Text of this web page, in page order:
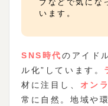
ブなどで気にな
います。
SNS時代のアイド
ル化”しています。
材に注目し、 オン
常に自然。地域や